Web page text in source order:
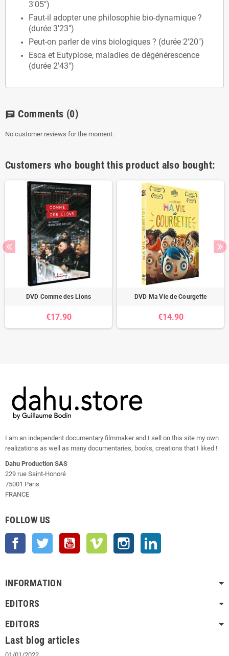
3'05")
Faut-il adopter une philosophie bio-dynamique ?
(durée 3'23")
Peut-on parler de vins biologiques ? (durée 2'20")
Esca et Eutypiose, maladies de dégénérescence
(durée 2'43")
chat Comments (0)
No customer reviews for the moment.
Customers who bought this product also bought:
DVD Comme des Lions
€17.90
DVD Ma Vie de Courgette
€14.90
I am an independent documentary filmmaker and I sell on this site my own
realizations as well as many documentaries, books, creations that I liked !
Dahu Production SAS
229 rue Saint-Honoré
75001 Paris
FRANCE
FOLLOW US
Facebook Twitter YouTube Vimeo Instagram
INFORMATION
EDITORS
EDITORS
Last blog articles